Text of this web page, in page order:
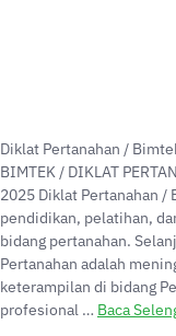
Diklat Pertanahan /
BIMTEK / DIKLAT
2025 Diklat Pertanahan /
pendidikan, pelatihan,
bidang pertanahan.
Pertanahan adalah
keterampilan di bidang
profesional … Baca